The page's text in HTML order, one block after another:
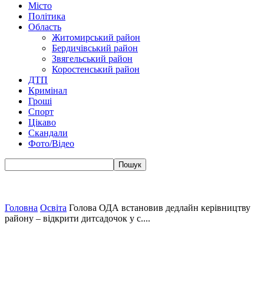
Місто
Політика
Область
Житомирський район
Бердичівський район
Звягельський район
Коростенський район
ДТП
Кримінал
Гроші
Спорт
Цікаво
Скандали
Фото/Відео
Головна Освіта Голова ОДА встановив дедлайн керівництву
району – відкрити дитсадочок у с....